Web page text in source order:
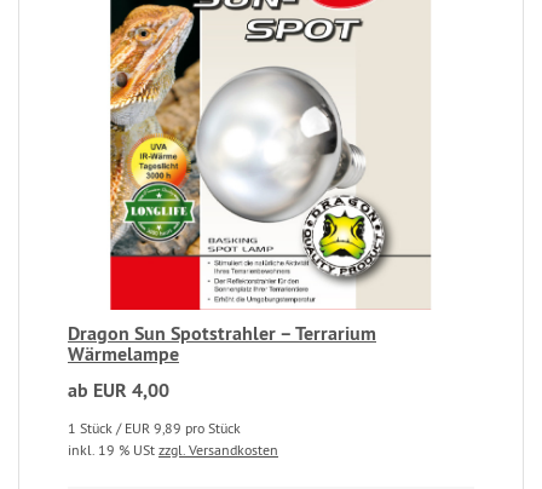
Dragon Sun Spotstrahler – Terrarium
Wärmelampe
ab EUR 4,00
1 Stück / EUR 9,89 pro Stück
inkl. 19 % USt zzgl. Versandkosten